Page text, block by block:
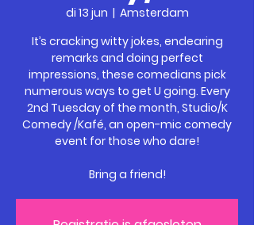
di 13 jun
  |
Amsterdam
It’s cracking witty jokes, endearing
remarks and doing perfect
impressions, these comedians pick
numerous ways to get U going. Every
2nd Tuesday of the month, Studio/K
Comedy /Kafé, an open-mic comedy
event for those who dare!
Bring a friend!